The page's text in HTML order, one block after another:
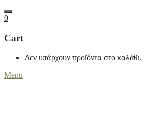
Search
0
Cart
Δεν υπάρχουν προϊόντα στο καλάθι.
Menu